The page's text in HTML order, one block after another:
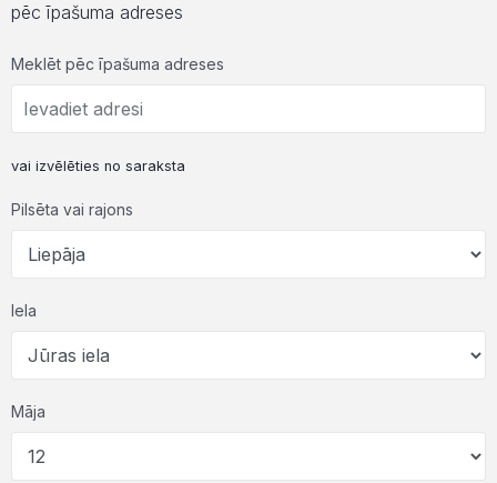
pēc īpašuma adreses
Meklēt pēc īpašuma adreses
vai izvēlēties no saraksta
Pilsēta vai rajons
Iela
Māja